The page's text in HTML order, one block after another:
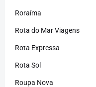
Roraíma
Rota do Mar Viagens
Rota Expressa
Rota Sol
Roupa Nova